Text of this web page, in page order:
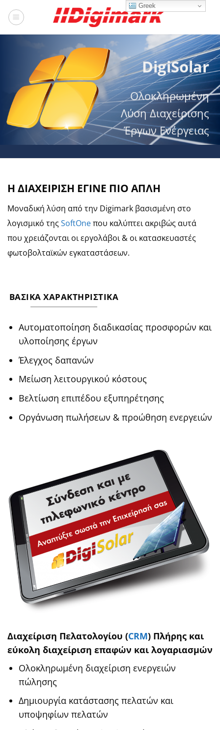
στο
DigiSolar
Ολοκληρωµένη
Λύση Διαχείρισης
Έργων Ενέργειας
Η ΔΙΑΧΕΙΡΙΣΗ ΕΓΙΝΕ ΠΙΟ ΑΠΛΗ
Μοναδική λύση από την Digimark βασισμένη στο
λογισμικό τηςSoftOneπου καλύπτει ακριβώς αυτά
που χρειάζονται οι εργολάβοι & οι κατασκευαστές
φωτοβολταϊκών εγκαταστάσεων.
ΒΑΣΙΚΑ ΧΑΡΑΚΤΗΡΙΣΤΙΚΑ
Αυτοματοποίηση διαδικασίας προσφορών και
υλοποίησης έργων
Έλεγχος δαπανών
Μείωση λειτουργικού κόστους
Βελτίωση επιπέδου εξυπηρέτησης
Οργάνωση πωλήσεων & προώθηση ενεργειών
Διαχείριση Πελατολογίου (CRM) Πλήρης και
εύκολη διαχείριση επαφών και λογαριασµών
Ολοκληρωµένη διαχείριση ενεργειών
πώλησης
Δηµιουργία κατάστασης πελατών και
υποψηφίων πελατών
Greek